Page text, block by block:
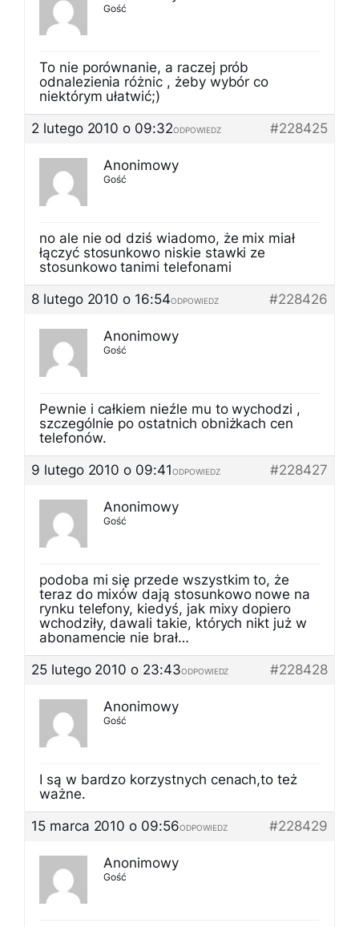
Gość
To nie porównanie, a raczej prób
odnalezienia różnic , żeby wybór co
niektórym ułatwić;)
2 lutego 2010 o 09:32
#228425
ODPOWIEDZ
Anonimowy
Gość
no ale nie od dziś wiadomo, że mix miał
łączyć stosunkowo niskie stawki ze
stosunkowo tanimi telefonami
8 lutego 2010 o 16:54
#228426
ODPOWIEDZ
Anonimowy
Gość
Pewnie i całkiem nieźle mu to wychodzi ,
szczególnie po ostatnich obniżkach cen
telefonów.
9 lutego 2010 o 09:41
#228427
ODPOWIEDZ
Anonimowy
Gość
podoba mi się przede wszystkim to, że
teraz do mixów dają stosunkowo nowe na
rynku telefony, kiedyś, jak mixy dopiero
wchodziły, dawali takie, których nikt już w
abonamencie nie brał…
25 lutego 2010 o 23:43
#228428
ODPOWIEDZ
Anonimowy
Gość
I są w bardzo korzystnych cenach,to też
ważne.
15 marca 2010 o 09:56
#228429
ODPOWIEDZ
Anonimowy
Gość